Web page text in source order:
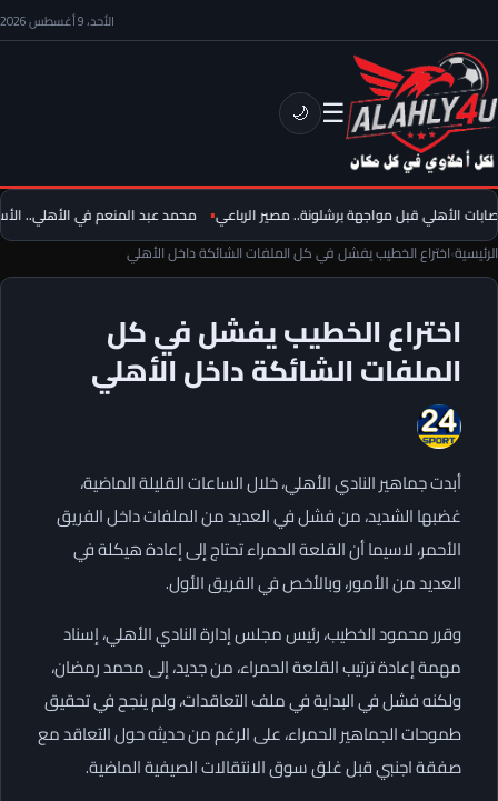
الأحد، 9 أغسطس 2026
☰
🌙
الأهلي قبل مواجهة برشلونة.. مصير الرباعي
محمد عبد المنعم في الأهلي.. الأسباب الـ3 وراء موقف
الرئيسية›اختراع الخطيب يفشل في كل الملفات الشائكة داخل الأهلي
اختراع الخطيب يفشل في كل
الملفات الشائكة داخل الأهلي
أبدت جماهير النادي الأهلي، خلال الساعات القليلة الماضية،
غضبها الشديد، من فشل في العديد من الملفات داخل الفريق
الأحمر، لاسيما أن القلعة الحمراء تحتاج إلى إعادة هيكلة في
العديد من الأمور، وبالأخص في الفريق الأول.
وقرر محمود الخطيب، رئيس مجلس إدارة النادي الأهلي، إسناد
مهمة إعادة ترتيب القلعة الحمراء، من جديد، إلى محمد رمضان،
ولكنه فشل في البداية في ملف التعاقدات، ولم ينجح في تحقيق
طموحات الجماهير الحمراء، على الرغم من حديثه حول التعاقد مع
صفقة اجنبي قبل غلق سوق الانتقالات الصيفية الماضية.